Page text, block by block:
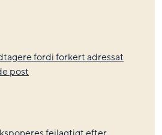
fordi forkert adressat
post